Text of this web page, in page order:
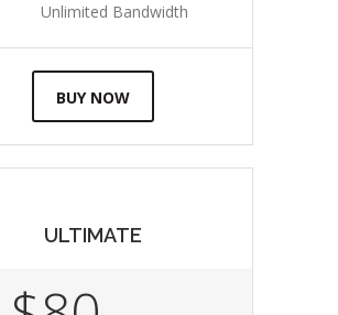
Unlimited Bandwidth
BUY NOW
ULTIMATE